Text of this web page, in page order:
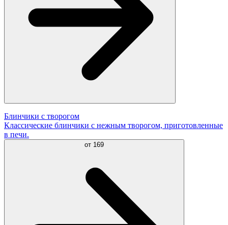
Блинчики с творогом
Классические блинчики с нежным творогом, приготовленные
в печи.
от 169